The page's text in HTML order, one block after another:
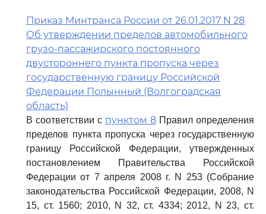
Приказ Минтранса России от 26.01.2017 N 28
Об утверждении пределов автомобильного
грузо-пассажирского постоянного
двустороннего пункта пропуска через
государственную границу Российской
Федерации Полынный (Волгоградская
область)
В соответствии с пунктом 8 Правил определения
пределов пункта пропуска через государственную
границу Российской Федерации, утвержденных
постановлением Правительства Российской
Федерации от 7 апреля 2008 г. N 253 (Собрание
законодательства Российской Федерации, 2008, N
15, ст. 1560; 2010, N 32, ст. 4334; 2012, N 23, ст.